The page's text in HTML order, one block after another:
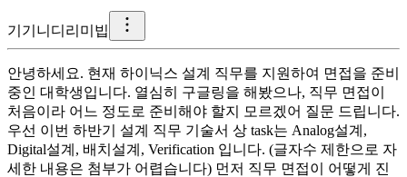
기 기니디리미빕
안녕하세요. 현재 하이닉스 설계 직무를 지원하여 면접을 준비
중인 대학생입니다. 열심히 구글링을 해봤으나, 직무 면접이
처음이라 어느 정도로 준비해야 할지 모르겠어 질문 드립니다.
우선 이번 하반기 설계 직무 기술서 상 task는 Analog설계,
Digital설계, 배치설계, Verification 입니다. (글자수 제한으로 자
세한 내용은 첨부가 어렵습니다) 먼저 직무 면접이 어떻게 진